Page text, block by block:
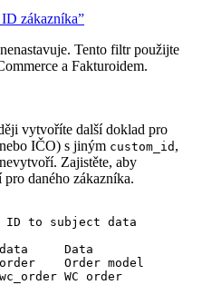
zákazníka”
nenastavuje. Tento filtr použijte
a Fakturoidem.
vytvoříte další doklad pro
IČO) s jiným custom_id ,
Zajistěte, aby
daného zákazníka.
ID to subject data
Data
Order model
WC order